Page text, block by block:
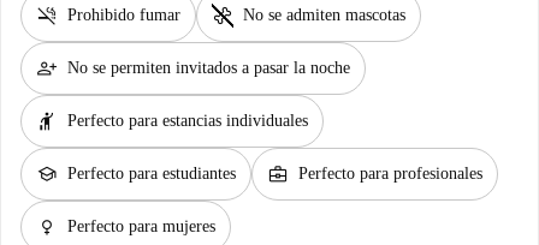
smoke_free Prohibido fumar pet_supplies No se admiten mascotas
person_add No se permiten invitados a pasar la noche
hail Perfecto para estancias individuales
school Perfecto para estudiantes business_center Perfecto para profesionales
female Perfecto para mujeres